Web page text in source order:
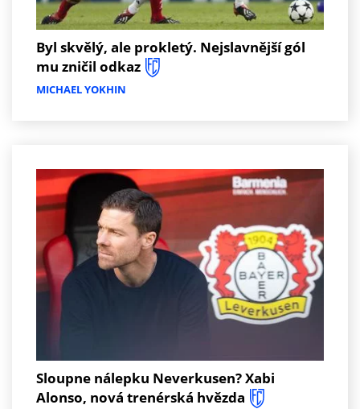
Byl skvělý, ale prokletý. Nejslavnější gól
mu zničil odkaz
MICHAEL YOKHIN
Sloupne nálepku Neverkusen? Xabi
Alonso, nová trenérská hvězda